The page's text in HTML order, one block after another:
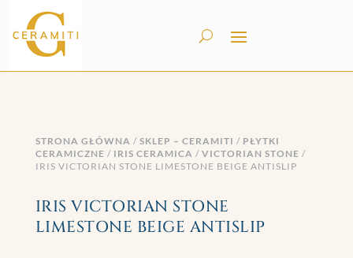
STRONA GŁÓWNA / SKLEP – CERAMITI / PŁYTKI
CERAMICZNE / IRIS CERAMICA / VICTORIAN STONE /
IRIS VICTORIAN STONE LIMESTONE BEIGE ANTISLIP
IRIS VICTORIAN STONE
LIMESTONE BEIGE ANTISLIP